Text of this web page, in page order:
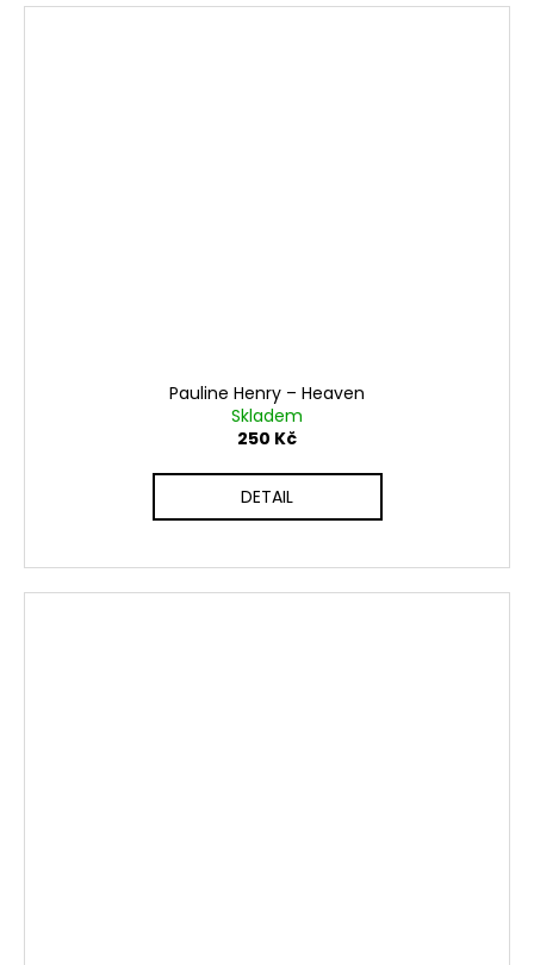
Pauline Henry ‎– Heaven
Skladem
250 Kč
DETAIL